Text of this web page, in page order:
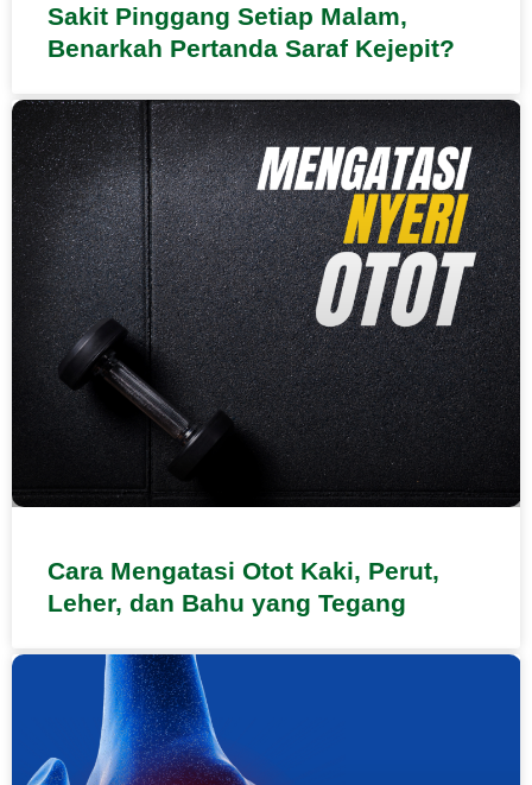
Sakit Pinggang Setiap Malam,
Benarkah Pertanda Saraf Kejepit?
Cara Mengatasi Otot Kaki, Perut,
Leher, dan Bahu yang Tegang